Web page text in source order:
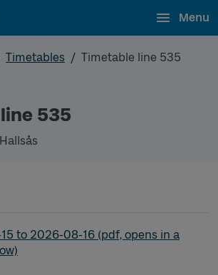
Menu
Timetables
Timetable line 535
535
line 535 Öxeryd - Aspen - Hallsås
to 2026-08-16 (pdf, opens in a